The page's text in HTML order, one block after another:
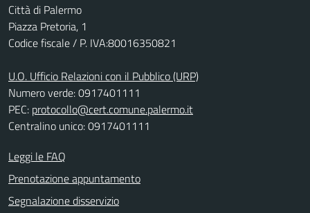
Città di Palermo
Piazza Pretoria, 1
Codice fiscale / P. IVA:80016350821
U.O. Ufficio Relazioni con il Pubblico (URP)
Numero verde: 0917401111
PEC: protocollo@cert.comune.palermo.it
Centralino unico: 0917401111
Leggi le FAQ
Prenotazione appuntamento
Segnalazione disservizio